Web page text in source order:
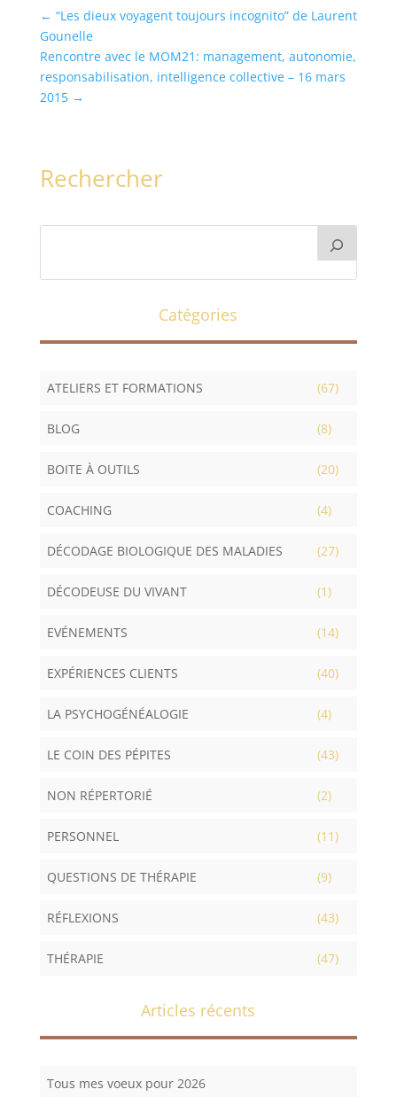
← “Les dieux voyagent toujours incognito” de Laurent
Gounelle
Rencontre avec le MOM21: management, autonomie,
responsabilisation, intelligence collective – 16 mars
2015 →
Rechercher
Catégories
ATELIERS ET FORMATIONS (67)
BLOG (8)
BOITE À OUTILS (20)
COACHING (4)
DÉCODAGE BIOLOGIQUE DES MALADIES (27)
DÉCODEUSE DU VIVANT (1)
EVÉNEMENTS (14)
EXPÉRIENCES CLIENTS (40)
LA PSYCHOGÉNÉALOGIE (4)
LE COIN DES PÉPITES (43)
NON RÉPERTORIÉ (2)
PERSONNEL (11)
QUESTIONS DE THÉRAPIE (9)
RÉFLEXIONS (43)
THÉRAPIE (47)
Articles récents
Tous mes voeux pour 2026